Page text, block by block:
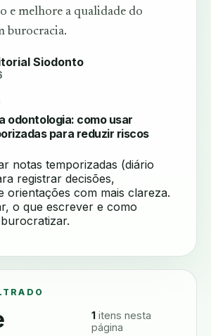
e melhore a qualidade do
burocracia.
Siodonto
odontologia: como usar
para reduzir riscos
notas temporizadas (diário
registrar decisões,
orientações com mais clareza.
o que escrever e como
1 itens nesta
página